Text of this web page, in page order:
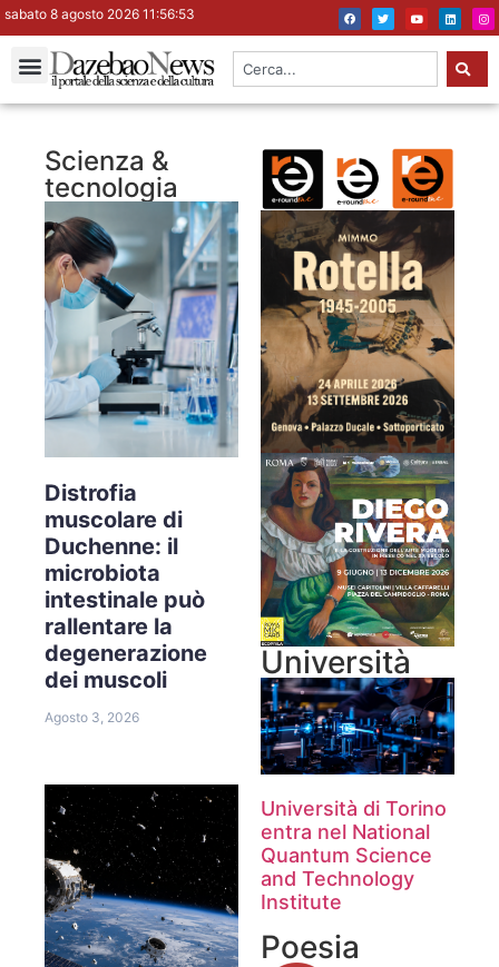
sabato 8 agosto 2026 11:56:54
Scienza &
tecnologia
Distrofia
muscolare di
Duchenne: il
microbiota
intestinale può
rallentare la
degenerazione
dei muscoli
Agosto 3, 2026
Università
Università di Torino
entra nel National
Quantum Science
and Technology
Institute
Poesia